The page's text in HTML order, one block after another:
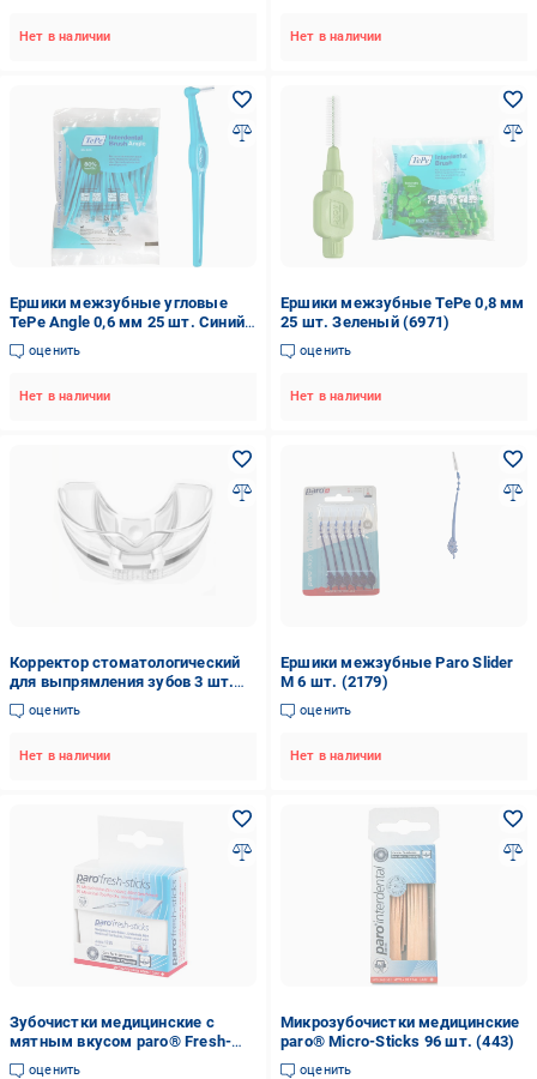
Нет в наличии Нет в наличии
Ершики межзубные угловые
TePe Angle 0,6 мм 25 шт. Синий
(107282)
оценить
Нет в наличии
Ершики межзубные TePe 0,8 мм
25 шт. Зеленый (6971)
оценить
Нет в наличии
Корректор стоматологический
для выпрямления зубов 3 шт.
(40_107)
оценить
Нет в наличии
Ершики межзубные Paro Slider
М 6 шт. (2179)
оценить
Нет в наличии
Зубочистки медицинские с
мятным вкусом paro® Fresh-
Sticks 96 шт. (444)
оценить
Микрозубочистки медицинские
paro® Micro-Sticks 96 шт. (443)
оценить